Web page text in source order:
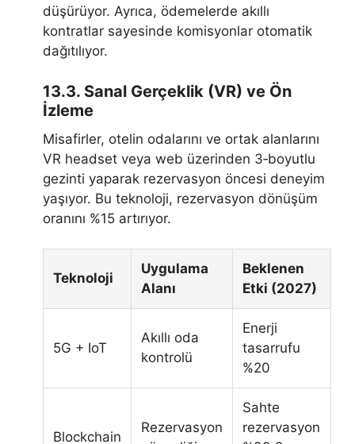
düşürüyor. Ayrıca, ödemelerde akıllı
kontratlar sayesinde komisyonlar otomatik
dağıtılıyor.
13.3. Sanal Gerçeklik (VR) ve Ön
İzleme
Misafirler, otelin odalarını ve ortak alanlarını
VR headset veya web üzerinden 3‑boyutlu
gezinti yaparak rezervasyon öncesi deneyim
yaşıyor. Bu teknoloji, rezervasyon dönüşüm
oranını %15 artırıyor.
Teknoloji
Uygulama
Alanı
Beklenen
Etki (2027)
5G + IoT
Akıllı oda
kontrolü
Enerji
tasarrufu
%20
Blockchain
Rezervasyon
Sahte
rezervasyon